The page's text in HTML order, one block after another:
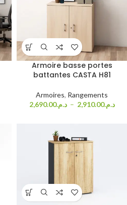
Armoire basse portes
battantes CASTA H81
Armoires, Rangements
د.م.2,690.00 – د.م.2,910.00